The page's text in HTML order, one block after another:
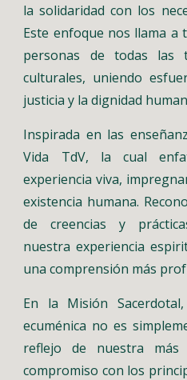
la solidaridad con los
Este enfoque nos llama a
personas de todas las
culturales, uniendo
justicia y la dignidad
Inspirada en las
Vida TdV, la cual
experiencia viva,
existencia humana.
de creencias y
nuestra experiencia
una comprensión más
En la Misión
ecuménica no es
reflejo de nuestra más
compromiso con los